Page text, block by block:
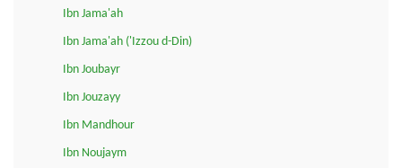
Ibn Jama'ah
Ibn Jama'ah ('Izzou d-Din)
Ibn Joubayr
Ibn Jouzayy
Ibn Mandhour
Ibn Noujaym